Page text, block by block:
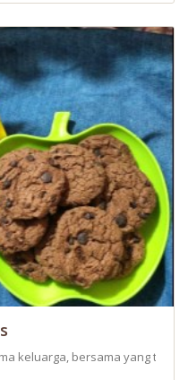
keluarga, bersama yang